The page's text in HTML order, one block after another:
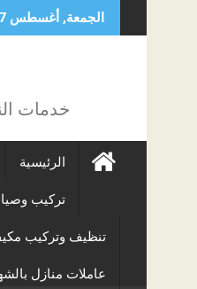
to
الجمعة, أغسطس 7, 2026
خدمات
الرئيسية
تركيب
تنظيف وتركيب
عاملات منازل